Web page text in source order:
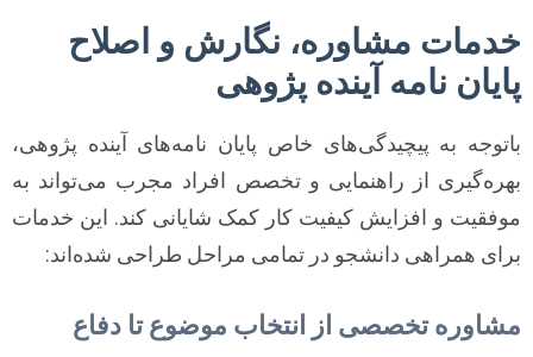
خدمات مشاوره، نگارش و اصلاح
پایان نامه آینده پژوهی
باتوجه به پیچیدگی‌های خاص پایان نامه‌های آینده پژوهی،
بهره‌گیری از راهنمایی و تخصص افراد مجرب می‌تواند به
موفقیت و افزایش کیفیت کار کمک شایانی کند. این خدمات
برای همراهی دانشجو در تمامی مراحل طراحی شده‌اند:
مشاوره تخصصی از انتخاب موضوع تا دفاع